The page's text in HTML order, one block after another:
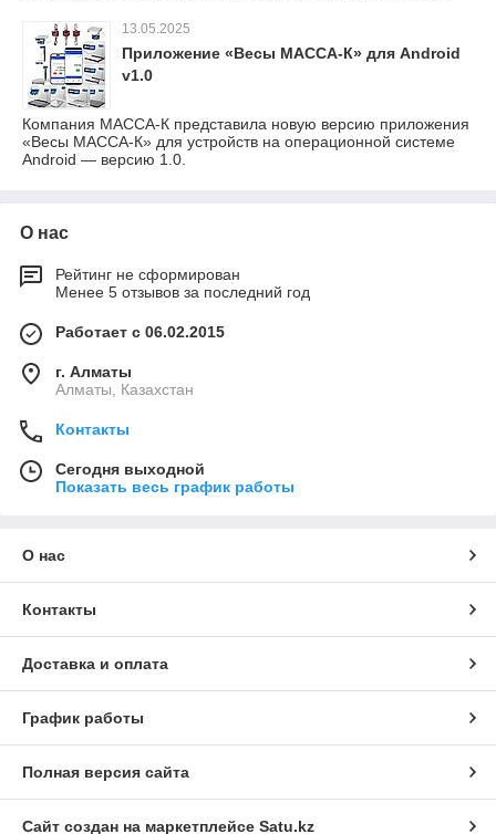
13.05.2025
Приложение «Весы МАССА-К» для Android
v1.0
Компания МАССА-К представила новую версию приложения
«Весы МАССА-К» для устройств на операционной системе
Android — версию 1.0.
О нас
Рейтинг не сформирован
Менее 5 отзывов за последний год
Работает с 06.02.2015
г. Алматы
Алматы, Казахстан
Контакты
Сегодня выходной
Показать весь график работы
О нас
Контакты
Доставка и оплата
График работы
Полная версия сайта
Сайт создан на маркетплейсе Satu.kz